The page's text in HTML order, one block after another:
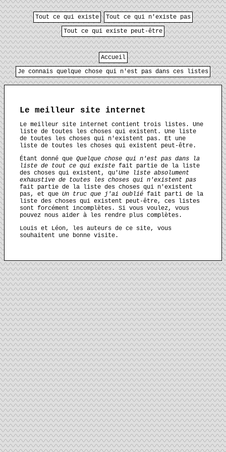
Tout ce qui existe
Tout ce qui n'existe pas
Tout ce qui existe peut-être
Accueil
Je connais quelque chose qui n'est pas dans ces listes
Le meilleur site internet
Le meilleur site internet contient trois listes. Une
liste de toutes les choses qui existent. Une liste
de toutes les choses qui n'existent pas. Et une
liste de toutes les choses qui existent peut-être.
Étant donné que Quelque chose qui n'est pas dans la
liste de tout ce qui existe fait partie de la liste
des choses qui existent, qu'Une liste absolument
exhaustive de toutes les choses qui n'existent pas
fait partie de la liste des choses qui n'existent
pas, et que Un truc que j'ai oublié fait parti de la
liste des choses qui existent peut-être, ces listes
sont forcément incomplètes. Si vous voulez, vous
pouvez nous aider à les rendre plus complètes.
Louis et Léon, les auteurs de ce site, vous
souhaitent une bonne visite.